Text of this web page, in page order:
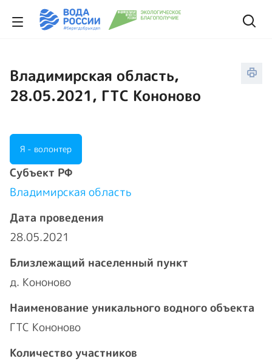
Владимирская область,
28.05.2021, ГТС Кононово
Я - волонтер
Cубъект РФ
Владимирская область
Дата проведения
28.05.2021
Близлежащий населенный пункт
д. Кононово
Наименование уникального водного объекта
ГТС Кононово
Количество участников